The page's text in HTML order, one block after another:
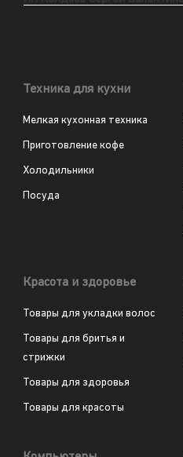
Техника для кухни
Мелкая кухонная техника
Приготовление кофе
Холодильники
Посуда
Красота и здоровье
Товары для укладки волос
Товары для бритья и
стрижки
Товары для здоровья
Товары для красоты